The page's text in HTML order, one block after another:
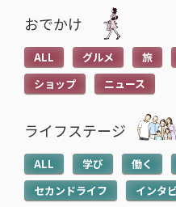
む
>
高校生でも口座開設でき
る？必要な書類や流れ・注
意点をわかりやすく解説
2026.05.12
おでかけ
ALL グルメ 旅
ショップ
ニュース
ライフステージ
ALL 学び 働く
セカンドライフ
インタ